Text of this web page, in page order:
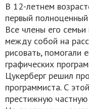
В 12-летнем
первый
Все члены его
между собой на
рисовать, помогали
графических
Цукерберг решил
программиста. С
престижную